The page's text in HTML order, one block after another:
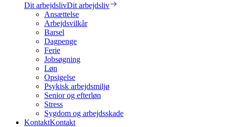
Dit arbejdslivDit arbejdsliv
Ansættelse
Arbejdsvilkår
Barsel
Dagpenge
Ferie
Jobsøgning
Løn
Opsigelse
Psykisk arbejdsmiljø
Senior og efterløn
Stress
Sygdom og arbejdsskade
KontaktKontakt